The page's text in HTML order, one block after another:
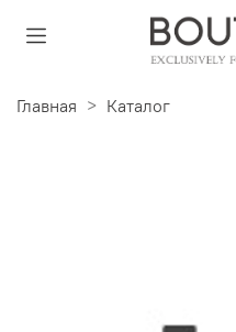
Главная Каталог